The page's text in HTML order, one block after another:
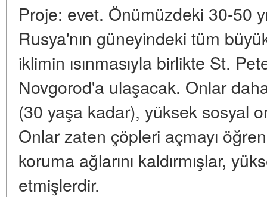
Proje: evet. Önümüzdeki 30-50
Rusya'nın güneyindeki tüm
iklimin ısınmasıyla birlikte St.
Novgorod'a ulaşacak. Onlar
(30 yaşa kadar), yüksek sosyal
Onlar zaten çöpleri açmayı
koruma ağlarını kaldırmışlar,
etmişlerdir.